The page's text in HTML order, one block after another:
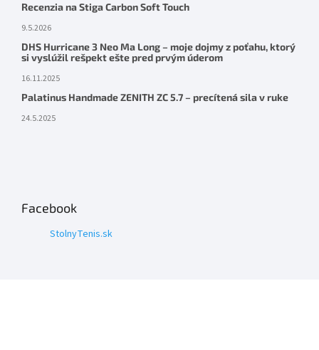
Recenzia na Stiga Carbon Soft Touch
9.5.2026
DHS Hurricane 3 Neo Ma Long – moje dojmy z poťahu, ktorý
si vyslúžil rešpekt ešte pred prvým úderom
16.11.2025
Palatinus Handmade ZENITH ZC 5.7 – precítená sila v ruke
24.5.2025
Facebook
StolnyTenis.sk